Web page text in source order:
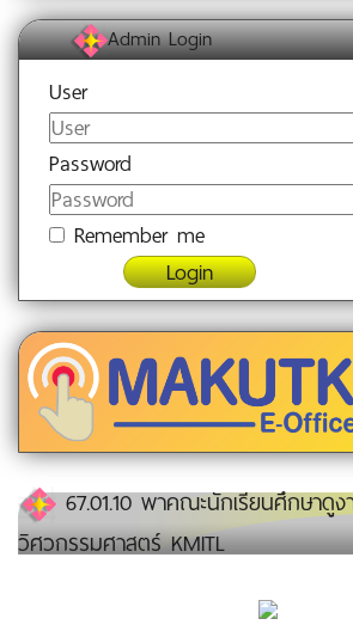
Admin Login
User
Password
Remember me
Login
67.01.10 พาคณะนักเรียนศึกษาดู
วิศวกรรมศาสตร์ KMITL